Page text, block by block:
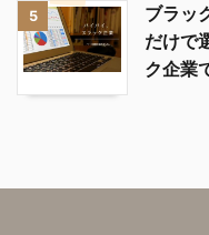
5
ブラッ
だけで
ク企業